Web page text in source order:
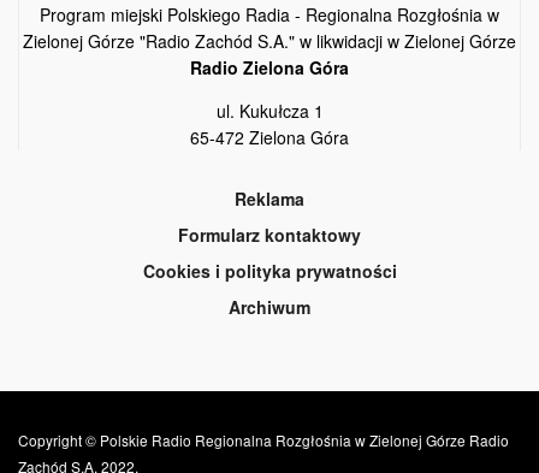
Program miejski Polskiego Radia - Regionalna Rozgłośnia w
Zielonej Górze "Radio Zachód S.A." w likwidacji w Zielonej Górze
Radio Zielona Góra
ul. Kukułcza 1
65-472 Zielona Góra
Reklama
Formularz kontaktowy
Cookies i polityka prywatności
Archiwum
Copyright © Polskie Radio Regionalna Rozgłośnia w Zielonej Górze Radio
Zachód S.A. 2022.